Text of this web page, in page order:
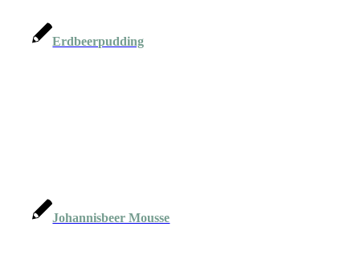
Erdbeerpudding
Johannisbeer Mousse